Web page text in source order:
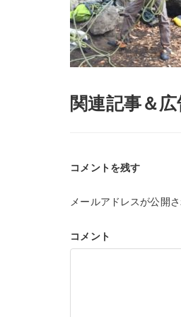
関連記事＆広
コメントを残す
メールアドレスが公開
コメント